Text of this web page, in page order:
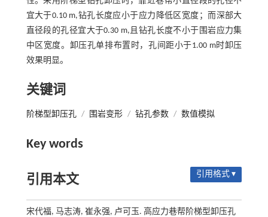
宜大于0.10 m,钻孔长度应小于应力降低区宽度；而深部大
直径段的孔径宜大于0.30 m,且钻孔长度不小于围岩应力集
中区宽度。卸压孔单排布置时，孔间距小于1.00 m时卸压
效果明显。
关键词
阶梯型卸压孔 / 围岩变形 / 钻孔参数 / 数值模拟
Key words
引用本文 引用格式 ▾
宋代福, 马志涛, 崔永强, 卢可玉. 高应力巷帮阶梯型卸压孔